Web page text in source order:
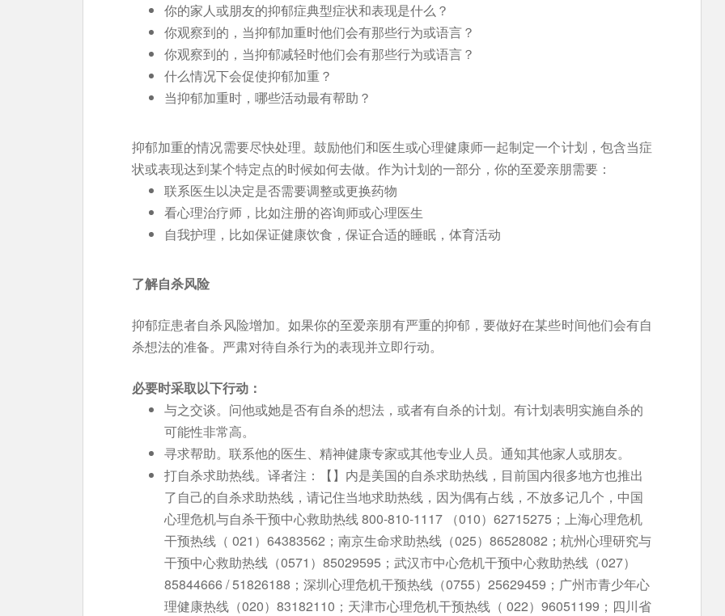
你的家人或朋友的抑郁症典型症状和表现是什么？
你观察到的，当抑郁加重时他们会有那些行为或语言？
你观察到的，当抑郁减轻时他们会有那些行为或语言？
什么情况下会促使抑郁加重？
当抑郁加重时，哪些活动最有帮助？
抑郁加重的情况需要尽快处理。鼓励他们和医生或心理健康师一起制定一个计划，包含当症
状或表现达到某个特定点的时候如何去做。作为计划的一部分，你的至爱亲朋需要：
联系医生以决定是否需要调整或更换药物
看心理治疗师，比如注册的咨询师或心理医生
自我护理，比如保证健康饮食，保证合适的睡眠，体育活动
了解自杀风险
抑郁症患者自杀风险增加。如果你的至爱亲朋有严重的抑郁，要做好在某些时间他们会有自
杀想法的准备。严肃对待自杀行为的表现并立即行动。
必要时采取以下行动：
与之交谈。问他或她是否有自杀的想法，或者有自杀的计划。有计划表明实施自杀的
可能性非常高。
寻求帮助。联系他的医生、精神健康专家或其他专业人员。通知其他家人或朋友。
打自杀求助热线。译者注：【】内是美国的自杀求助热线，目前国内很多地方也推出
了自己的自杀求助热线，请记住当地求助热线，因为偶有占线，不放多记几个，中国
心理危机与自杀干预中心救助热线 800-810-1117 （010）62715275；上海心理危机
干预热线（ 021）64383562；南京生命求助热线（025）86528082；杭州心理研究与
干预中心救助热线（0571）85029595；武汉市中心危机干预中心救助热线（027）
85844666 / 51826188；深圳心理危机干预热线（0755）25629459；广州市青少年心
理健康热线（020）83182110；天津市心理危机干预热线（ 022）96051199；四川省